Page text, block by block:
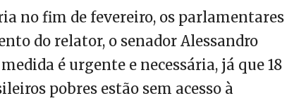
no fim de fevereiro, os parlamentares
do relator, o senador Alessandro
é urgente e necessária, já que 18
pobres estão sem acesso à